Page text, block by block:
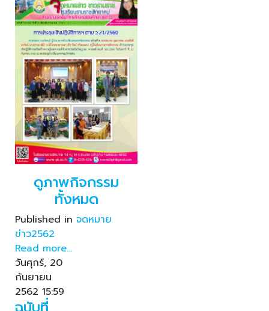
ดูภาพกิจกรรม
ทั้งหมด
Published in จดหมาย
ข่าว2562
Read more...
วันศุกร์, 20
กันยายน
2562 15:59